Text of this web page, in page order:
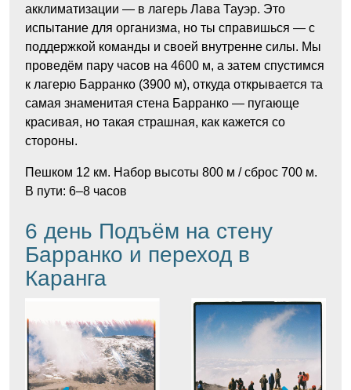
акклиматизации — в лагерь Лава Тауэр. Это
испытание для организма, но ты справишься — с
поддержкой команды и своей внутренне силы. Мы
проведём пару часов на 4600 м, а затем спустимся
к лагерю Барранко (3900 м), откуда открывается та
самая знаменитая стена Барранко — пугающе
красивая, но такая страшная, как кажется со
стороны.
Пешком 12 км. Набор высоты 800 м / сброс 700 м.
В пути: 6–8 часов
6 день Подъём на стену
Барранко и переход в
Каранга